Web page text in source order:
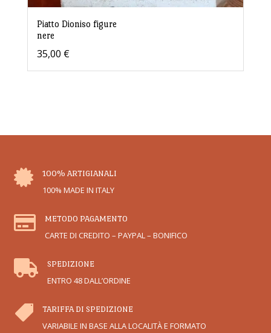
Piatto Dioniso figure
nere
35,00 €
 100% ARTIGIANALI
100% MADE IN ITALY
 METODO PAGAMENTO
CARTE DI CREDITO – PAYPAL – BONIFICO
 SPEDIZIONE
ENTRO 48 DALL’ORDINE
 TARIFFA DI SPEDIZIONE
VARIABILE IN BASE ALLA LOCALITÀ E FORMATO